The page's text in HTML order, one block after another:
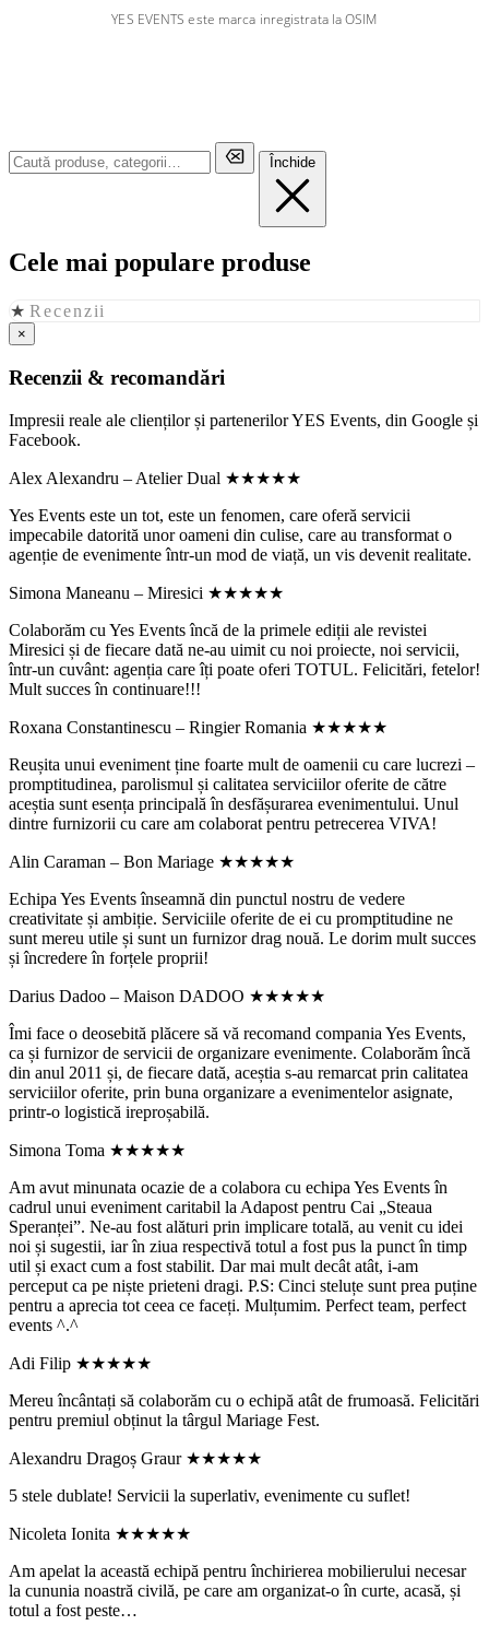
YES EVENTS este marca inregistrata la OSIM
Cele mai populare produse
★ Recenzii
×
Recenzii & recomandări
Impresii reale ale clienților și partenerilor YES Events, din Google și
Facebook.
Alex Alexandru – Atelier Dual ★★★★★
Yes Events este un tot, este un fenomen, care oferă servicii
impecabile datorită unor oameni din culise, care au transformat o
agenție de evenimente într-un mod de viață, un vis devenit realitate.
Simona Maneanu – Miresici ★★★★★
Colaborăm cu Yes Events încă de la primele ediții ale revistei
Miresici și de fiecare dată ne-au uimit cu noi proiecte, noi servicii,
într-un cuvânt: agenția care îți poate oferi TOTUL. Felicitări, fetelor!
Mult succes în continuare!!!
Roxana Constantinescu – Ringier Romania ★★★★★
Reușita unui eveniment ține foarte mult de oamenii cu care lucrezi –
promptitudinea, parolismul și calitatea serviciilor oferite de către
aceștia sunt esența principală în desfășurarea evenimentului. Unul
dintre furnizorii cu care am colaborat pentru petrecerea VIVA!
Alin Caraman – Bon Mariage ★★★★★
Echipa Yes Events înseamnă din punctul nostru de vedere
creativitate și ambiție. Serviciile oferite de ei cu promptitudine ne
sunt mereu utile și sunt un furnizor drag nouă. Le dorim mult succes
și încredere în forțele proprii!
Darius Dadoo – Maison DADOO ★★★★★
Îmi face o deosebită plăcere să vă recomand compania Yes Events,
ca și furnizor de servicii de organizare evenimente. Colaborăm încă
din anul 2011 și, de fiecare dată, aceștia s-au remarcat prin calitatea
serviciilor oferite, prin buna organizare a evenimentelor asignate,
printr-o logistică ireproșabilă.
Simona Toma ★★★★★
Am avut minunata ocazie de a colabora cu echipa Yes Events în
cadrul unui eveniment caritabil la Adapost pentru Cai „Steaua
Speranței”. Ne-au fost alături prin implicare totală, au venit cu idei
noi și sugestii, iar în ziua respectivă totul a fost pus la punct în timp
util și exact cum a fost stabilit. Dar mai mult decât atât, i-am
perceput ca pe niște prieteni dragi. P.S: Cinci steluțe sunt prea puține
pentru a aprecia tot ceea ce faceți. Mulțumim. Perfect team, perfect
events ^.^
Adi Filip ★★★★★
Mereu încântați să colaborăm cu o echipă atât de frumoasă. Felicitări
pentru premiul obținut la târgul Mariage Fest.
Alexandru Dragoș Graur ★★★★★
5 stele dublate! Servicii la superlativ, evenimente cu suflet!
Nicoleta Ionita ★★★★★
Am apelat la această echipă pentru închirierea mobilierului necesar
la cununia noastră civilă, pe care am organizat-o în curte, acasă, și
totul a fost peste…